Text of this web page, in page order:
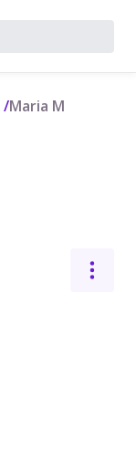
/Maria M